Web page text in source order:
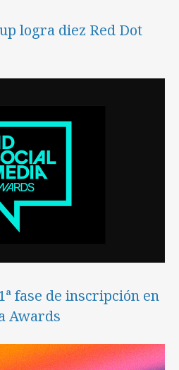
logra diez Red Dot
fase de inscripción en
Awards